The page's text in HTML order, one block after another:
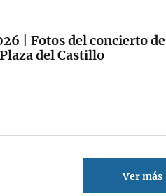
| Fotos del concierto de
del Castillo
Ver más